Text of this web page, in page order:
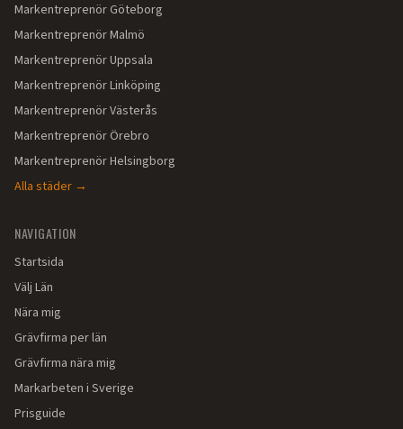
MarkentreprenörGöteborg
MarkentreprenörMalmö
MarkentreprenörUppsala
MarkentreprenörLinköping
MarkentreprenörVästerås
MarkentreprenörÖrebro
MarkentreprenörHelsingborg
Alla städer →
NAVIGATION
Startsida
Välj Län
Nära mig
Grävfirma per län
Grävfirma nära mig
Markarbeten i Sverige
Prisguide